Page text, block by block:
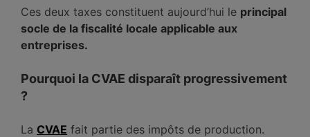
Ces deux taxes constituent aujourd’hui le principal
socle de la fiscalité locale applicable aux
entreprises.
Pourquoi la CVAE disparaît progressivement
?
La CVAE fait partie des impôts de production.